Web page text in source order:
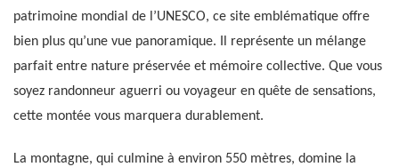
patrimoine mondial de l’UNESCO, ce site emblématique offre
bien plus qu’une vue panoramique. Il représente un mélange
parfait entre nature préservée et mémoire collective. Que vous
soyez randonneur aguerri ou voyageur en quête de sensations,
cette montée vous marquera durablement.
La montagne, qui culmine à environ 550 mètres, domine la